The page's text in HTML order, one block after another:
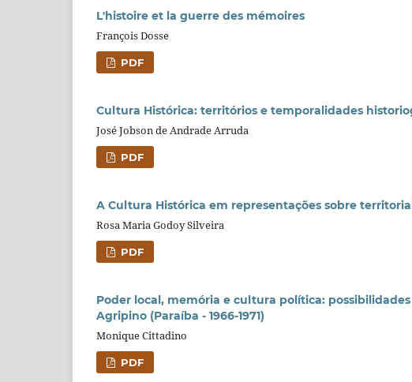
L'histoire et la guerre des mémoires
François Dosse
PDF
Cultura Histórica: territórios e temporalidades
José Jobson de Andrade Arruda
PDF
A Cultura Histórica em representações sobre
Rosa Maria Godoy Silveira
PDF
Poder local, memória e cultura política:
Agripino (Paraíba - 1966-1971)
Monique Cittadino
PDF